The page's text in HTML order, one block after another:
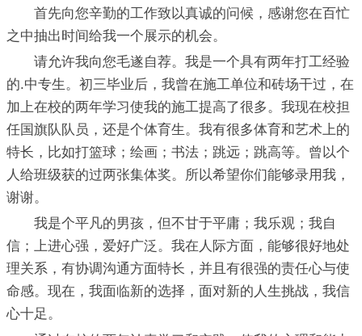
首先向您辛勤的工作致以真诚的问候，感谢您在百忙
之中抽出时间给我一个展示的机会。
请允许我向您毛遂自荐。我是一个具有两年打工经验
的.中专生。初三毕业后，我曾在施工单位和砖场干过，在
加上在校的两年学习使我的施工提高了很多。我现在校担
任国旗队队员，还是个体育生。我有很多体育和艺术上的
特长，比如打篮球；绘画；书法；跳远；跳高等。曾以个
人给班级获的过两张集体奖。所以希望你们能够录用我，
谢谢。
我是个平凡的男孩，但不甘于平庸；我乐观；我自
信；上进心强，爱好广泛。我在人际方面，能够很好地处
理关系，有协调沟通方面特长，并且有很强的责任心与使
命感。现在，我面临新的选择，面对新的人生挑战，我信
心十足。